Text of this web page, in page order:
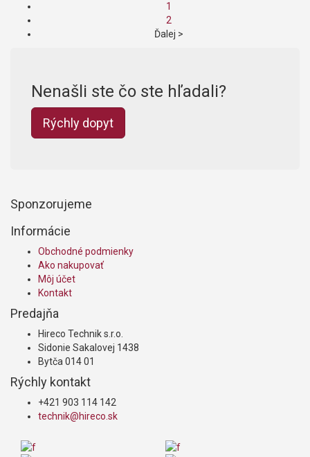
1
2
Ďalej >
Nenašli ste čo ste hľadali?
Rýchly dopyt
Sponzorujeme
Informácie
Obchodné podmienky
Ako nakupovať
Môj účet
Kontakt
Predajňa
Hireco Technik s.r.o.
Sidonie Sakalovej 1438
Bytča 014 01
Rýchly kontakt
+421 903 114 142
technik@hireco.sk